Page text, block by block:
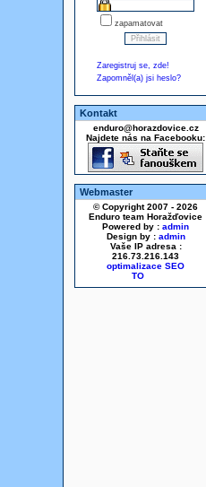
zapamatovat
Zaregistruj se, zde!
Zapomněl(a) jsi heslo?
Kontakt
enduro@horazdovice.cz
Najdete nás na Facebooku:
Webmaster
© Copyright 2007 - 2026
Enduro team Horažďovice
Powered by : admin
Design by : admin
Vaše IP adresa :
216.73.216.143
optimalizace SEO